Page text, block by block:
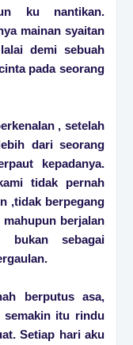
ku nantikan.
mainan syaitan
demi sebuah
pada seorang
, setelah
dari seorang
kepadanya.
tidak pernah
,tidak berpegang
berjalan
sebagai
berputus asa,
semakin itu rindu
Setiap hari aku